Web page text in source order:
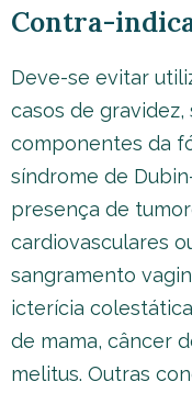
Contra-
Deve-se evitar
casos de
componentes da
síndrome de
presença de
cardiovasculares
sangramento
icterícia
de mama, câncer
melitus. Outras